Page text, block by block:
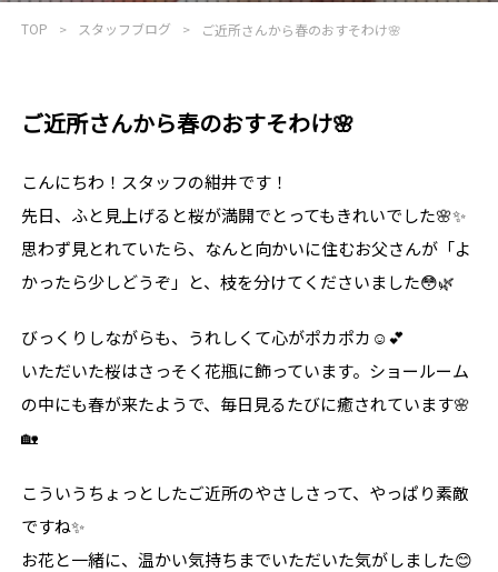
TOP スタッフブログ ご近所さんから春のおすそわけ🌸
ご近所さんから春のおすそわけ🌸
こんにちわ！スタッフの紺井です！
先日、 ふと見上げる と桜が満開でとってもきれいでした🌸✨
思わず見とれていたら、 なんと向かいに住むお父さんが「よ
かったら少しどうぞ」 と、枝を分けてくださいま した😳🌿
びっくり しながらも、 うれしく て心がポカポカ☺️💕
いただいた桜はさっそく花瓶に飾っています。ショールーム
の中にも春が来たようで、 毎日見るたびに癒されています🌸
🏡
こういう ちょっとしたご近所のやさしさ って、 やっぱり素敵
ですね✨
お花と一緒に、温かい気持ち までいただいた気がしま した😊